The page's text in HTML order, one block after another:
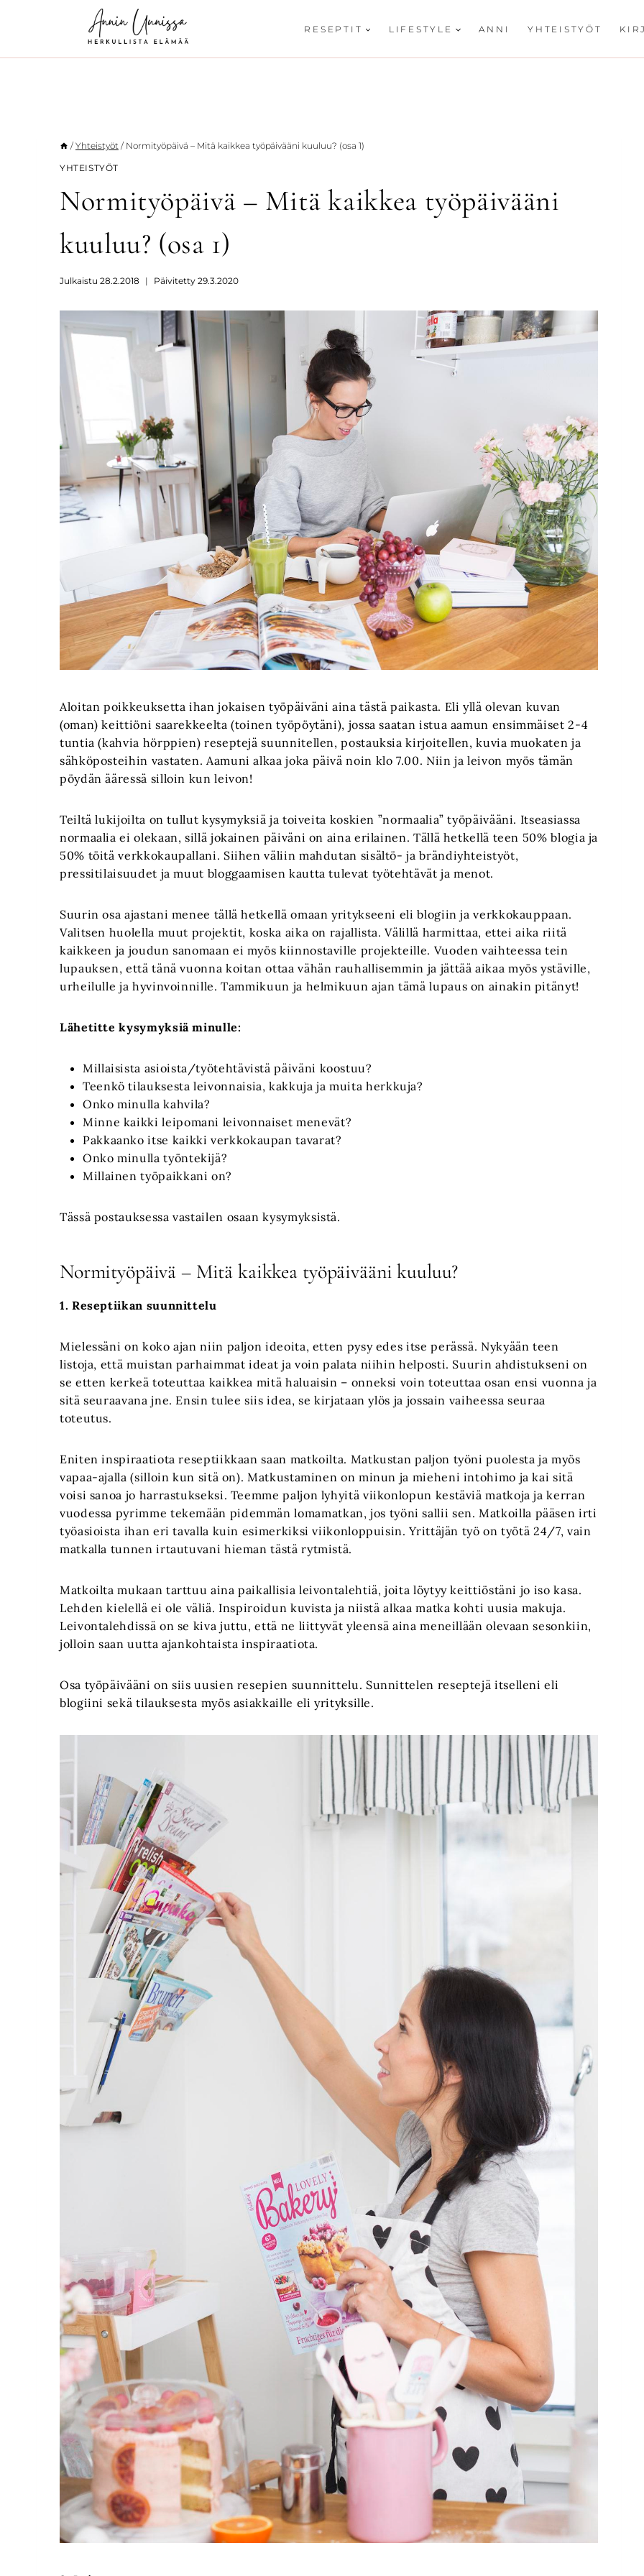
RESEPTIT LIFESTYLE ANNI YHTEISTYÖT
/ Yhteistyöt / Normityöpäivä – Mitä kaikkea työpäivääni kuuluu? (osa 1)
YHTEISTYÖT
Normityöpäivä – Mitä kaikkea työpäivääni
kuuluu? (osa 1)
Julkaistu 28.2.2018 Päivitetty 29.3.2020
Aloitan poikkeuksetta ihan jokaisen työpäiväni aina tästä paikasta. Eli yllä olevan kuvan
(oman) keittiöni saarekkeelta (toinen työpöytäni), jossa saatan istua aamun ensimmäiset 2-4
tuntia (kahvia hörppien) reseptejä suunnitellen, postauksia kirjoitellen, kuvia muokaten ja
sähköposteihin vastaten. Aamuni alkaa joka päivä noin klo 7.00. Niin ja leivon myös tämän
pöydän ääressä silloin kun leivon!
Teiltä lukijoilta on tullut kysymyksiä ja toiveita koskien ”normaalia” työpäivääni. Itseasiassa
normaalia ei olekaan, sillä jokainen päiväni on aina erilainen. Tällä hetkellä teen 50% blogia ja
50% töitä verkkokaupallani. Siihen väliin mahdutan sisältö- ja brändiyhteistyöt,
pressitilaisuudet ja muut bloggaamisen kautta tulevat työtehtävät ja menot.
Suurin osa ajastani menee tällä hetkellä omaan yritykseeni eli blogiin ja verkkokauppaan.
Valitsen huolella muut projektit, koska aika on rajallista. Välillä harmittaa, ettei aika riitä
kaikkeen ja joudun sanomaan ei myös kiinnostaville projekteille. Vuoden vaihteessa tein
lupauksen, että tänä vuonna koitan ottaa vähän rauhallisemmin ja jättää aikaa myös ystäville,
urheilulle ja hyvinvoinnille. Tammikuun ja helmikuun ajan tämä lupaus on ainakin pitänyt!
Lähetitte kysymyksiä minulle:
Millaisista asioista/työtehtävistä päiväni koostuu?
Teenkö tilauksesta leivonnaisia, kakkuja ja muita herkkuja?
Onko minulla kahvila?
Minne kaikki leipomani leivonnaiset menevät?
Pakkaanko itse kaikki verkkokaupan tavarat?
Onko minulla työntekijä?
Millainen työpaikkani on?
Tässä postauksessa vastailen osaan kysymyksistä.
Normityöpäivä – Mitä kaikkea työpäivääni kuuluu?
1. Reseptiikan suunnittelu
Mielessäni on koko ajan niin paljon ideoita, etten pysy edes itse perässä. Nykyään teen
listoja, että muistan parhaimmat ideat ja voin palata niihin helposti. Suurin ahdistukseni on
se etten kerkeä toteuttaa kaikkea mitä haluaisin – onneksi voin toteuttaa osan ensi vuonna ja
sitä seuraavana jne. Ensin tulee siis idea, se kirjataan ylös ja jossain vaiheessa seuraa
toteutus.
Eniten inspiraatiota reseptiikkaan saan matkoilta. Matkustan paljon työni puolesta ja myös
vapaa-ajalla (silloin kun sitä on). Matkustaminen on minun ja mieheni intohimo ja kai sitä
voisi sanoa jo harrastukseksi. Teemme paljon lyhyitä viikonlopun kestäviä matkoja ja kerran
vuodessa pyrimme tekemään pidemmän lomamatkan, jos työni sallii sen. Matkoilla pääsen irti
työasioista ihan eri tavalla kuin esimerkiksi viikonloppuisin. Yrittäjän työ on työtä 24/7, vain
matkalla tunnen irtautuvani hieman tästä rytmistä.
Matkoilta mukaan tarttuu aina paikallisia leivontalehtiä, joita löytyy keittiöstäni jo iso kasa.
Lehden kielellä ei ole väliä. Inspiroidun kuvista ja niistä alkaa matka kohti uusia makuja.
Leivontalehdissä on se kiva juttu, että ne liittyvät yleensä aina meneillään olevaan sesonkiin,
jolloin saan uutta ajankohtaista inspiraatiota.
Osa työpäivääni on siis uusien resepien suunnittelu. Sunnittelen reseptejä itselleni eli
blogiini sekä tilauksesta myös asiakkaille eli yrityksille.